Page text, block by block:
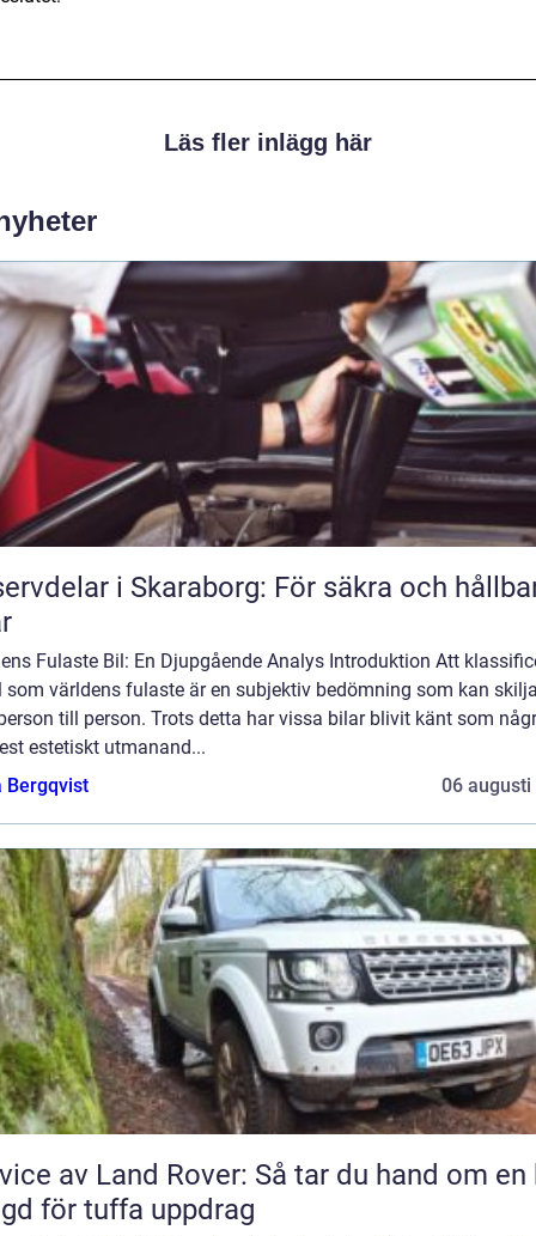
Läs fler inlägg här
i Skaraborg: För säkra och
Fulaste Bil: En Djupgående Analys Introduktion Att
som världens fulaste är en subjektiv bedömning som kan
till person. Trots detta har vissa bilar blivit känt som
estetiskt utmanand...
Bergqvist
06 augusti
av Land Rover: Så tar du hand om en
för tuffa uppdrag